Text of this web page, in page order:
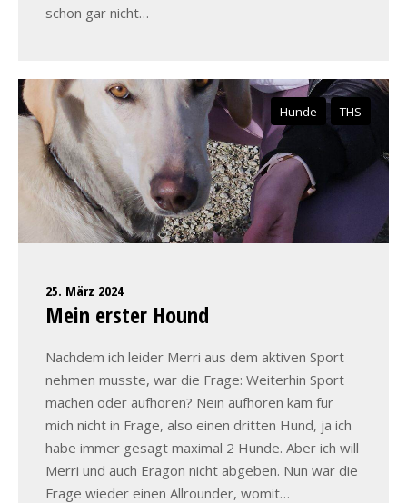
schon gar nicht…
Hunde THS
25. März 2024
Mein erster Hound
Nachdem ich leider Merri aus dem aktiven Sport
nehmen musste, war die Frage: Weiterhin Sport
machen oder aufhören? Nein aufhören kam für
mich nicht in Frage, also einen dritten Hund, ja ich
habe immer gesagt maximal 2 Hunde. Aber ich will
Merri und auch Eragon nicht abgeben. Nun war die
Frage wieder einen Allrounder, womit…